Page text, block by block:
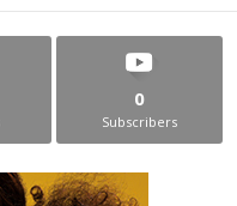
0
Subscribers